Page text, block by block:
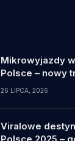
Mikrowyjazdy
Polsce – nowy
26 LIPCA, 2026
Viralowe
Polsce 2025 –